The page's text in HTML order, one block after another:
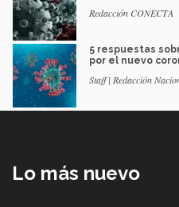
Redacción CONECTA
5 respuestas
por el nuevo
Staff | Redacción
Lo más nuevo